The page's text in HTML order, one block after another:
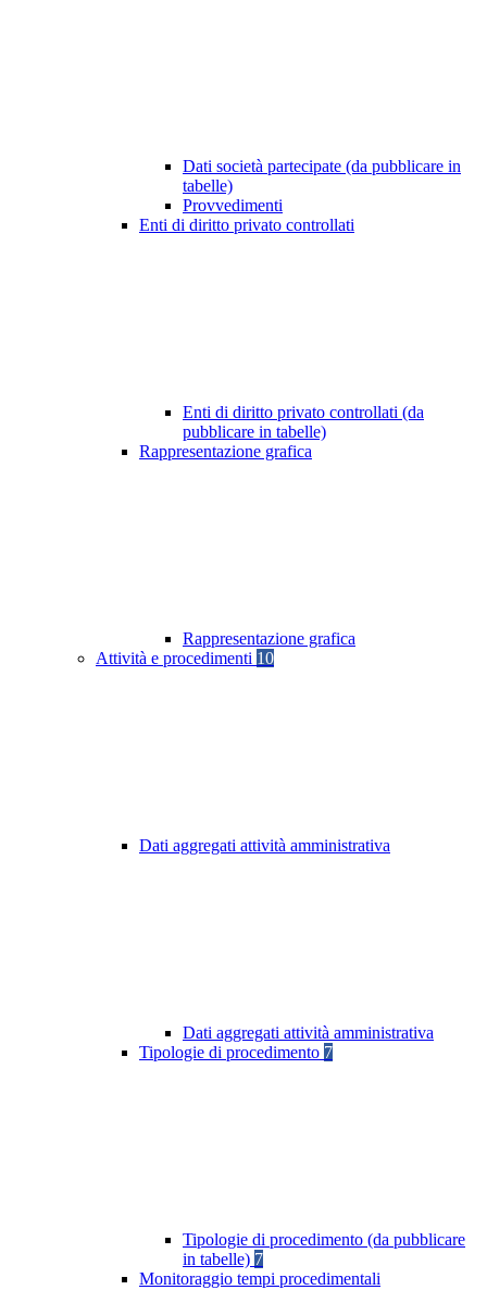
Dati società partecipate (da pubblicare in
tabelle)
Provvedimenti
Enti di diritto privato controllati
Enti di diritto privato controllati (da
pubblicare in tabelle)
Rappresentazione grafica
Rappresentazione grafica
Attività e procedimenti 10
Dati aggregati attività amministrativa
Dati aggregati attività amministrativa
Tipologie di procedimento 7
Tipologie di procedimento (da pubblicare
in tabelle) 7
Monitoraggio tempi procedimentali